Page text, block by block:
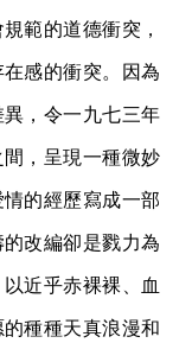
範的道德衝突，
感的衝突。因為
，令一九七三年
，呈現一種微妙
的經歷寫成一部
的改編卻是戮力為
近乎赤裸裸、血
種種天真浪漫和